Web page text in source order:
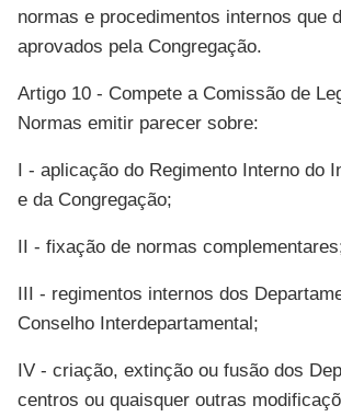
normas e procedimentos internos que
aprovados pela Congregação.
Artigo 10 - Compete a Comissão de
Normas emitir parecer sobre:
I - aplicação do Regimento Interno do
e da Congregação;
II - fixação de normas
III - regimentos internos dos
Conselho Interdepartamental;
IV - criação, extinção ou fusão dos
centros ou quaisquer outras